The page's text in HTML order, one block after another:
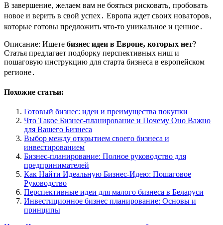
В завершение‚ желаем вам не бояться рисковать‚ пробовать
новое и верить в свой успех․ Европа ждет своих новаторов‚
которые готовы предложить что-то уникальное и ценное․
Описание: Ищете бизнес идеи в Европе‚ которых нет?
Статья предлагает подборку перспективных ниш и
пошаговую инструкцию для старта бизнеса в европейском
регионе․
Похожие статьи:
Готовый бизнес: идеи и преимущества покупки
Что Такое Бизнес-планирование и Почему Оно Важно
для Вашего Бизнеса
Выбор между открытием своего бизнеса и
инвестированием
Бизнес-планирование: Полное руководство для
предпринимателей
Как Найти Идеальную Бизнес-Идею: Пошаговое
Руководство
Перспективные идеи для малого бизнеса в Беларуси
Инвестиционное бизнес планирование: Основы и
принципы